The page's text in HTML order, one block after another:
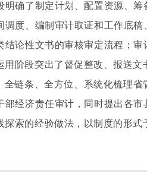
明确了制定计划、配置资源、
调度、编制审计取证和工作底
结论性文书的审核审定流程；
阶段突出了督促整改、报送文
全链条、全方位、系统化梳理
部经济责任审计，同时提出各
索的经验做法，以制度的形